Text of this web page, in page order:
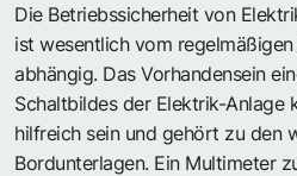
Die Betriebssicherheit von
ist wesentlich vom
abhängig. Das Vorhandensein
Schaltbildes der Elektrik-Anlage
hilfreich sein und gehört zu den
Bordunterlagen. Ein Multimeter